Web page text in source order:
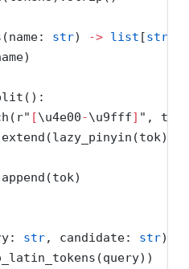
str) -> list [str
r" [\u4e00-\u9fff] " ,
str, candidate: str)